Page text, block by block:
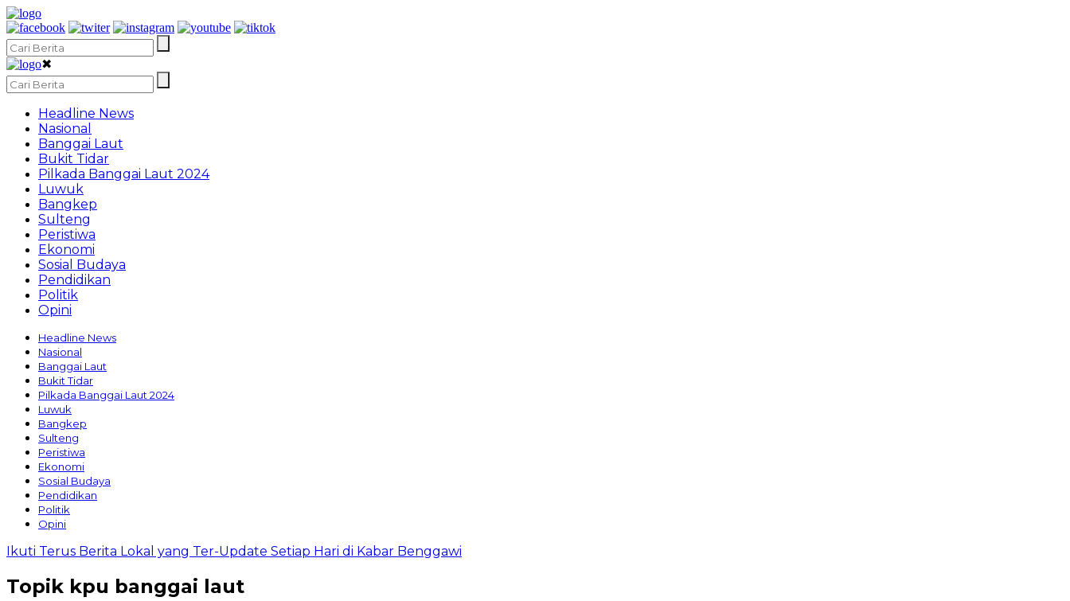
✖
Headline News
Nasional
Banggai Laut
Bukit Tidar
Pilkada Banggai Laut 2024
Luwuk
Bangkep
Sulteng
Peristiwa
Ekonomi
Sosial Budaya
Pendidikan
Politik
Opini
Headline News
Nasional
Banggai Laut
Bukit Tidar
Pilkada Banggai Laut 2024
Luwuk
Bangkep
Sulteng
Peristiwa
Ekonomi
Sosial Budaya
Pendidikan
Politik
Opini
Ikuti Terus Berita Lokal yang Ter-Update Setiap Hari di Kabar Benggawi
Topik kpu banggai laut